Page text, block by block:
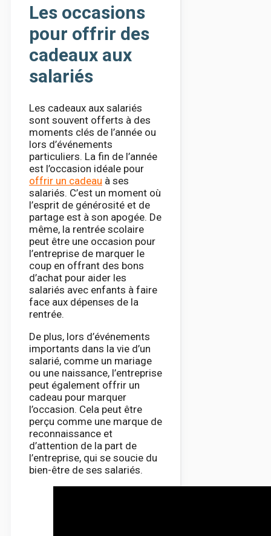
Les occasions
pour offrir des
cadeaux aux
salariés
Les cadeaux aux salariés
sont souvent offerts à des
moments clés de l’année ou
lors d’événements
particuliers. La fin de l’année
est l’occasion idéale pour
offrir un cadeau à ses
salariés. C’est un moment où
l’esprit de générosité et de
partage est à son apogée. De
même, la rentrée scolaire
peut être une occasion pour
l’entreprise de marquer le
coup en offrant des bons
d’achat pour aider les
salariés avec enfants à faire
face aux dépenses de la
rentrée.
De plus, lors d’événements
importants dans la vie d’un
salarié, comme un mariage
ou une naissance, l’entreprise
peut également offrir un
cadeau pour marquer
l’occasion. Cela peut être
perçu comme une marque de
reconnaissance et
d’attention de la part de
l’entreprise, qui se soucie du
bien-être de ses salariés.